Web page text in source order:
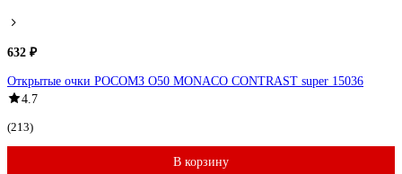
632 ₽
Открытые очки РОСОМЗ О50 MONACO CONTRAST super 15036
4.7
(213)
В корзину